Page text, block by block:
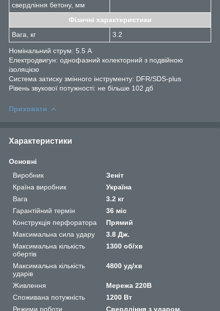
свердління бетону, мм
Фізичні характеристики
Вага, кг
3.2
Номінальний струм: 5.5 А
Електродвигун: однофазний колекторний з подвійною
ізоляцією
Система затиску змінного інструменту: DFR/SDS-plus
Рівень звукової потужності: не більше 102 дб
Приховати
Характеристики
Основні
Виробник
Зеніт
Країна виробник
Україна
Вага
3.2 кг
Гарантійний термін
36 міс
Конструкція перфоратора
Прямий
Максимальна сила удару
3.8 Дж.
Максимальна кількість
обертів
1300 об/хв
Максимальна кількість
ударів
4800 уд/хв
Живлення
Мережа 220В
Споживана потужність
1200 Вт
Режими роботи
Свердління з ударом,